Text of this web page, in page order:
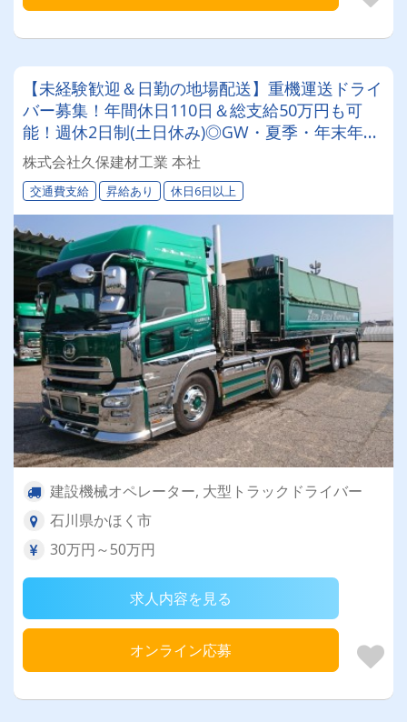
【未経験歓迎＆日勤の地場配送】重機運送ドライ
バー募集！年間休日110日＆総支給50万円も可
能！週休2日制(土日休み)◎GW・夏季・年末年始
の大型連休あり◎家族手当や退職金など福利厚生
も充実◎石川県かほく市の安定企業！
株式会社久保建材工業 本社
交通費支給 昇給あり 休日6日以上
建設機械オペレーター, 大型トラックドライバー
石川県かほく市
30万円～50万円
求人内容を見る
オンライン応募